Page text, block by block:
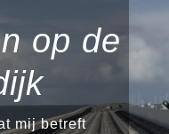
op de
mij betreft